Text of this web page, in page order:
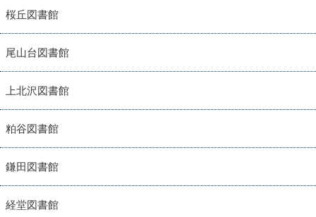
桜丘図書館
尾山台図書館
上北沢図書館
粕谷図書館
鎌田図書館
経堂図書館